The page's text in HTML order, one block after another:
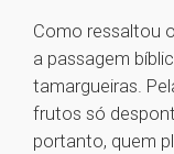
Como ressaltou
a passagem
tamargueiras.
frutos só
portanto, quem